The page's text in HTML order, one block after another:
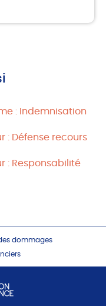
: Indemnisation
: Défense recours
: Responsabilité
dommages